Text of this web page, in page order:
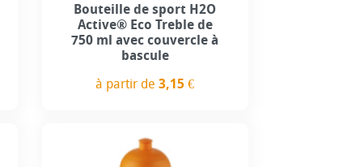
Bouteille de sport H2O
Active® Eco Treble de
750 ml avec couvercle à
bascule
à partir de3,15 €